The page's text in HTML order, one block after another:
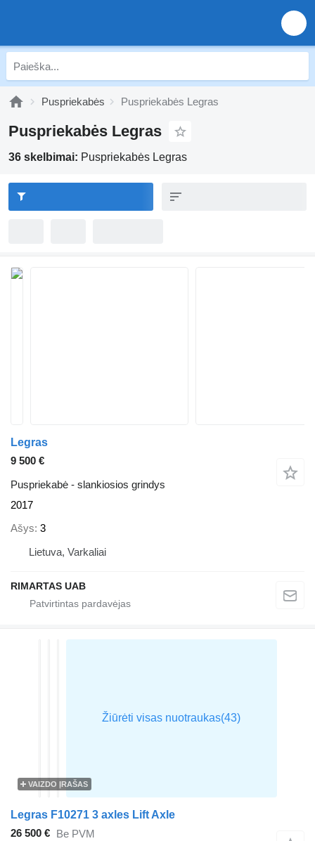
Puspriekabės Puspriekabės Legras
Puspriekabės Legras
36 skelbimai: Puspriekabės Legras
Legras
9 500 €
Puspriekabė - slankiosios grindys
2017
Ašys 3
Lietuva, Varkaliai
RIMARTAS UAB
VAIZDO ĮRAŠAS
Legras F10271 3 axles Lift Axle
26 500 € Be PVM